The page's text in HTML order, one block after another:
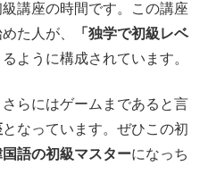
講座の時間です。この講座
た人が、
「独学で初級レベ
ように構成されています。
らにはゲームまであると言
となっています。ぜひこの初
国語の初級マスターになっち